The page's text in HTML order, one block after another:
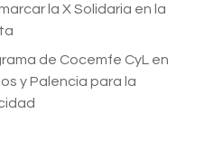
la X Solidaria en la
de Cocemfe CyL en
y Palencia para la